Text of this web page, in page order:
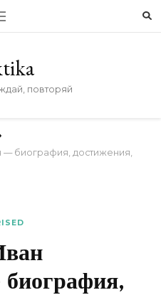
повторяй
— биография, достижения,